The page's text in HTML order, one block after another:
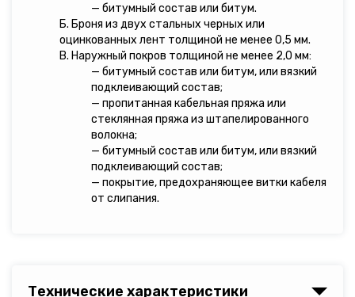
— битумный состав или битум.
Б. Броня из двух стальных черных или
оцинкованных лент толщиной не менее 0,5 мм.
В. Наружный покров толщиной не менее 2,0 мм:
— битумный состав или битум, или вязкий
подклеивающий состав;
— пропитанная кабельная пряжа или
стеклянная пряжа из штапелированного
волокна;
— битумный состав или битум, или вязкий
подклеивающий состав;
— покрытие, предохраняющее витки кабеля
от слипания.
Технические характеристики